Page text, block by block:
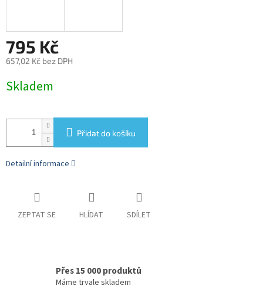
795 Kč
657,02 Kč bez DPH
cena:
Skladem
Přidat do košíku
Detailní informace
ZEPTAT SE HLÍDAT SDÍLET
Přes 15 000 produktů
Máme trvale skladem